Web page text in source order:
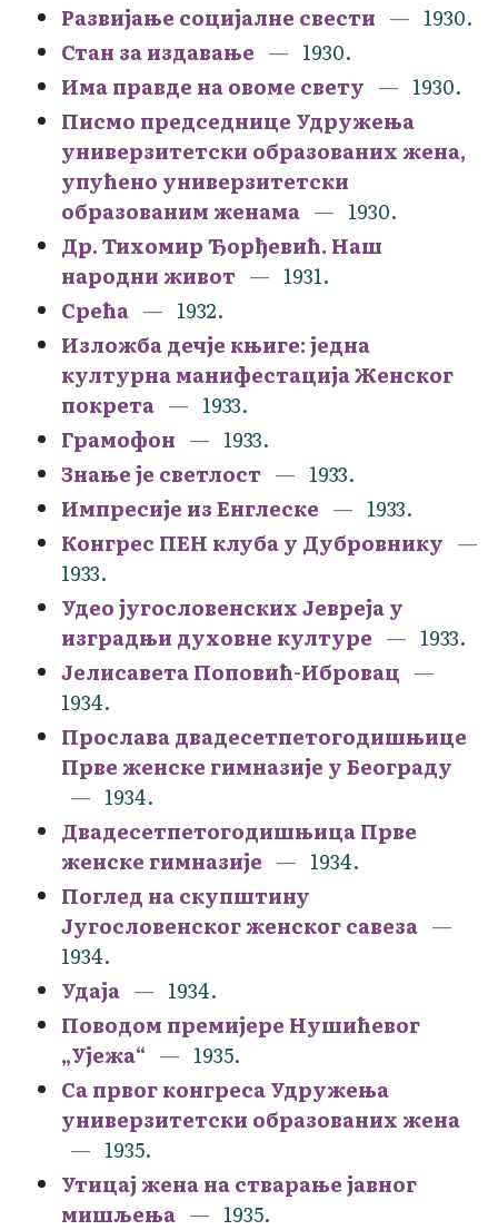
Развијање социјалне свести
1930.
Стан за издавање
1930.
Има правде на овоме свету
1930.
Писмо председнице Удружења
универзитетски образованих жена,
упућено универзитетски
образованим женама
1930.
Др. Тихомир Ђорђевић. Наш
народни живот
1931.
Срећа
1932.
Изложба дечје књиге: једна
културна манифестација Женског
покрета
1933.
Грамофон
1933.
Знање је светлост
1933.
Импресије из Енглеске
1933.
Конгрес ПЕН клуба у Дубровнику
1933.
Удео југословенских Јевреја у
изградњи духовне културе
1933.
Јелисавета Поповић-Ибровац
1934.
Прослава двадесетпетогодишњице
Прве женске гимназије у Београду
1934.
Двадесетпетогодишњица Прве
женске гимназије
1934.
Поглед на скупштину
Југословенског женског савеза
1934.
Удаја
1934.
Поводом премијере Нушићевог
„Ујежа“
1935.
Са првог конгреса Удружења
универзитетски образованих жена
1935.
Утицај жена на стварање јавног
мишљења
1935.